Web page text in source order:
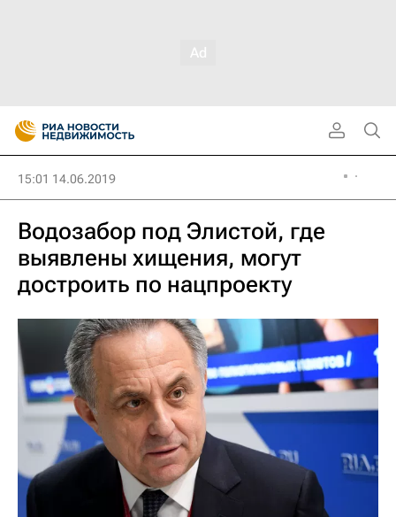
15:01 14.06.2019
Водозабор под Элистой, где
выявлены хищения, могут
достроить по нацпроекту